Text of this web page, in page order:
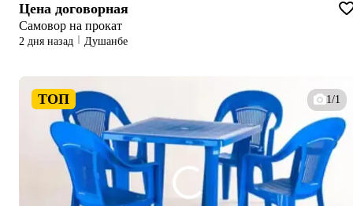
Цена договорная
Самовор на прокат
2 дня назад Душанбе
ТОП 1/1